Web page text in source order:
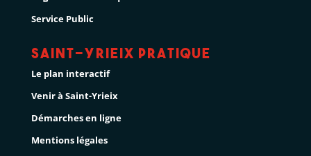
Service Public
Saint-Yrieix pratique
Le plan interactif
Venir à Saint-Yrieix
Démarches en ligne
Mentions légales